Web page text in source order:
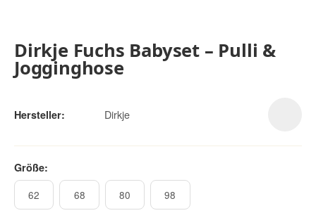
Dirkje Fuchs Babyset – Pulli &
Jogginghose
Hersteller: Dirkje
Größe:
62
6868 8080 98